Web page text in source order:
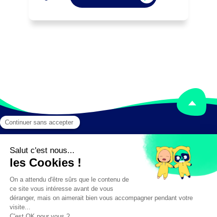
de sécurité et les normes
Peut réaliser des activités d'élevage.
Mentions légales